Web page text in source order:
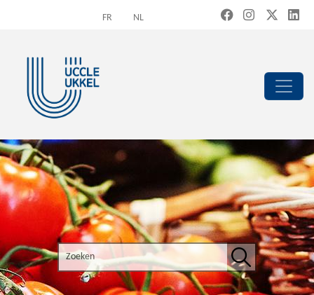
FR NL
Search the site
Zoeken